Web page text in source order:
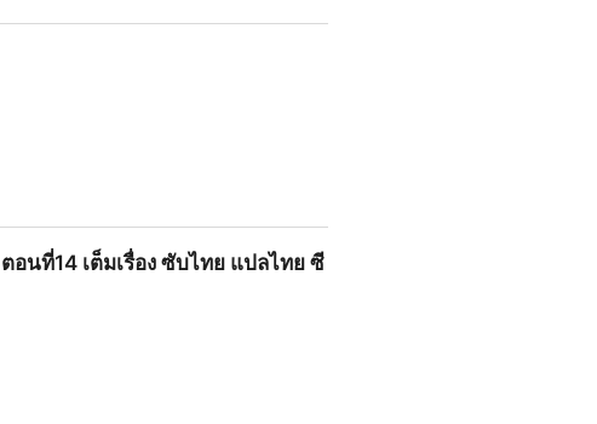
นที่14 เต็มเรื่อง ซับไทย แปลไทย ซี